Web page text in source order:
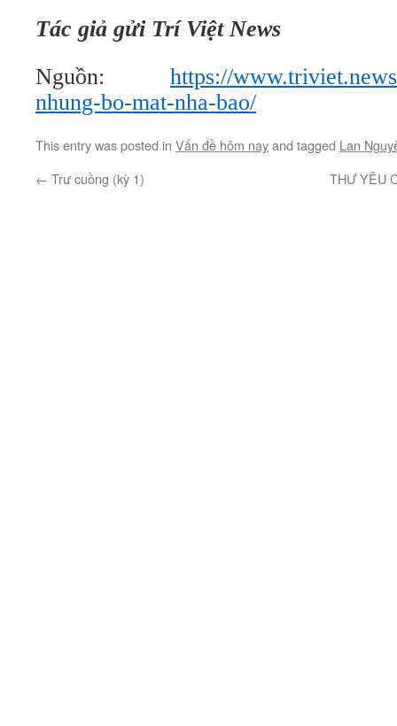
Tác giả gửi Trí Việt News
Nguồn: https://
nhung-bo-mat-nha-bao/
This entry was posted in Vấn đề hôm nayand tagged Lan
← Trư cuồng (kỳ 1) THƯ YÊU